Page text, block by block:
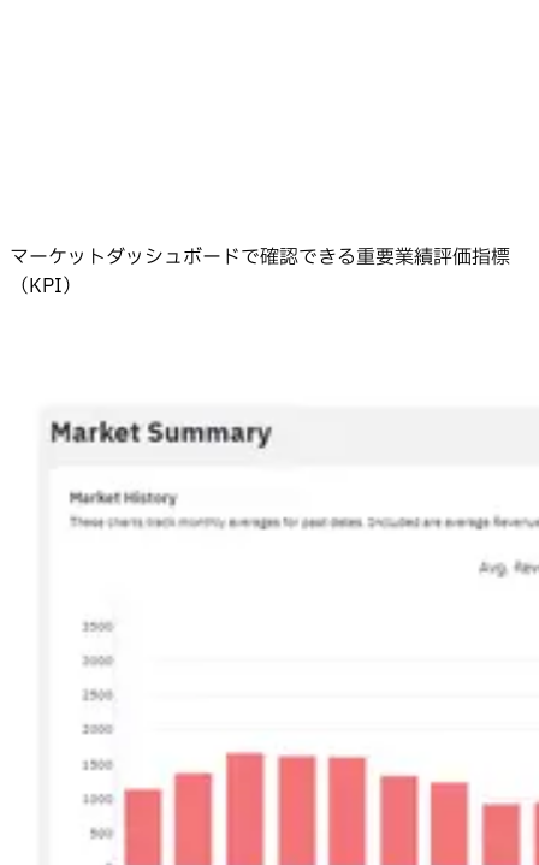
マーケットダッシュボードで確認できる重要業績評価指標
（KPI）